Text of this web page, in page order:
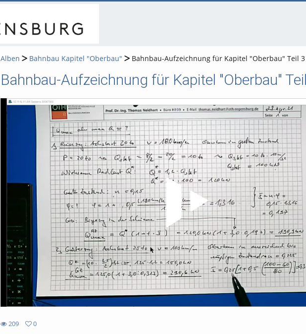
Alben Bahnbau Kapitel "Oberbau" Bahnbau-Aufzeichnung für Kapitel "Oberbau" Teil 3
Bahnbau-Aufzeichnung für Kapitel "Oberbau"
Video abspielen
209
0